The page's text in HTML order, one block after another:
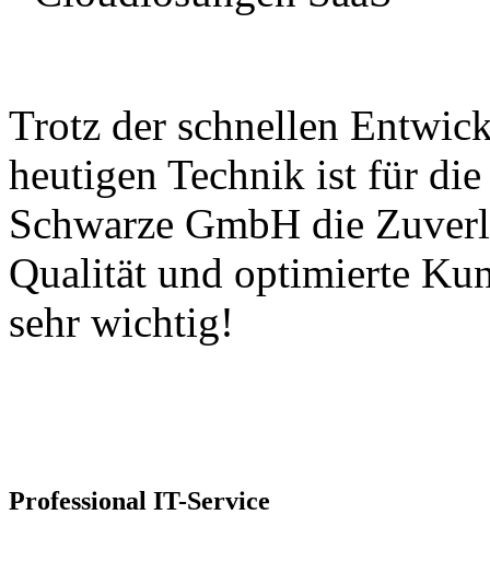
Trotz der schnellen
heutigen Technik ist für
Schwarze GmbH die
Qualität und optimierte
sehr wichtig!
Professional IT-Service